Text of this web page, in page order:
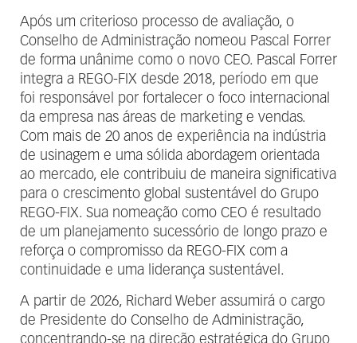
Após um criterioso processo de avaliação, o
Conselho de Administração nomeou Pascal Forrer
de forma unânime como o novo CEO. Pascal Forrer
integra a REGO-FIX desde 2018, período em que
foi responsável por fortalecer o foco internacional
da empresa nas áreas de marketing e vendas.
Com mais de 20 anos de experiência na indústria
de usinagem e uma sólida abordagem orientada
ao mercado, ele contribuiu de maneira significativa
para o crescimento global sustentável do Grupo
REGO-FIX. Sua nomeação como CEO é resultado
de um planejamento sucessório de longo prazo e
reforça o compromisso da REGO-FIX com a
continuidade e uma liderança sustentável.
A partir de 2026, Richard Weber assumirá o cargo
de Presidente do Conselho de Administração,
concentrando-se na direção estratégica do Grupo